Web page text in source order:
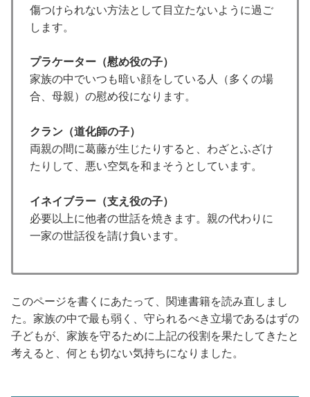
傷つけられない方法として目立たないように過ご
します。
プラケーター（慰め役の子）
家族の中でいつも暗い顔をしている人（多くの場
合、母親）の慰め役になります。
クラン（道化師の子）
両親の間に葛藤が生じたりすると、わざとふざけ
たりして、悪い空気を和まそうとしています。
イネイブラー（支え役の子）
必要以上に他者の世話を焼きます。親の代わりに
一家の世話役を請け負います。
このページを書くにあたって、関連書籍を読み直しまし
た。家族の中で最も弱く、守られるべき立場であるはずの
子どもが、家族を守るために上記の役割を果たしてきたと
考えると、何とも切ない気持ちになりました。